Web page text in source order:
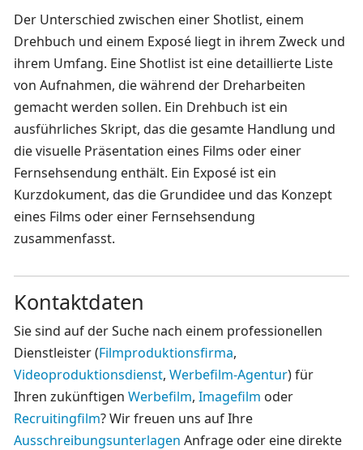
Der Unterschied zwischen einer Shotlist, einem
Drehbuch und einem Exposé liegt in ihrem Zweck und
ihrem Umfang. Eine Shotlist ist eine detaillierte Liste
von Aufnahmen, die während der Dreharbeiten
gemacht werden sollen. Ein Drehbuch ist ein
ausführliches Skript, das die gesamte Handlung und
die visuelle Präsentation eines Films oder einer
Fernsehsendung enthält. Ein Exposé ist ein
Kurzdokument, das die Grundidee und das Konzept
eines Films oder einer Fernsehsendung
zusammenfasst.
Kontaktdaten
Sie sind auf der Suche nach einem professionellen
Dienstleister (Filmproduktionsfirma,
Videoproduktionsdienst, Werbefilm-Agentur) für
Ihren zukünftigen Werbefilm, Imagefilm oder
Recruitingfilm? Wir freuen uns auf Ihre
Ausschreibungsunterlagen Anfrage oder eine direkte